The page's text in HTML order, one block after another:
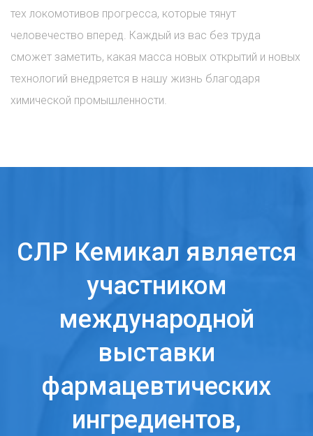
тех локомотивов прогресса, которые тянут
человечество вперед. Каждый из вас без труда
сможет заметить, какая масса новых открытий и новых
технологий внедряется в нашу жизнь благодаря
химической промышленности.
СЛР Кемикал является
участником
международной
выставки
фармацевтических
ингредиентов,